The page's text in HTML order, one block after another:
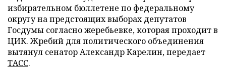
избирательном бюллетене по федеральному
округу на предстоящих выборах депутатов
Госдумы согласно жеребьевке, которая проходит в
ЦИК. Жребий для политического объединения
вытянул сенатор Александр Карелин, передает
ТАСС.